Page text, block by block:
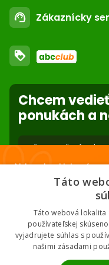
email podpora@abc-zoo.sk
Registrácia / login
Kontakt
O nás
Nastavenia súborov cookie
support_agent Zákaznícky
Obchodné podmienky
Dodacie podmienky
Reklamácie
Ochrana osobných údajov
loyalty
Použite body a nakupujte
Viac info
Chcem
ponukách a
Nakupuj za klubové
Nižšie ceny na vybrané
Táto
Táto webová
používateľskej
vyjadrujete súhlas s
našimi zásadami